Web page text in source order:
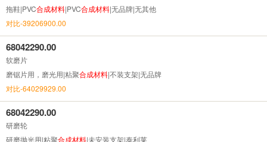
拖鞋|PVC合成材料|PVC合成材料|无品牌|无其他
对比-39206900.00
68042290.00
软磨片
磨锯片用，磨光用|粘聚合成材料|不装支架|无品牌
对比-64029929.00
68042290.00
研磨轮
研磨抛光用|粘聚合成材料|未安装支架|泰利莱